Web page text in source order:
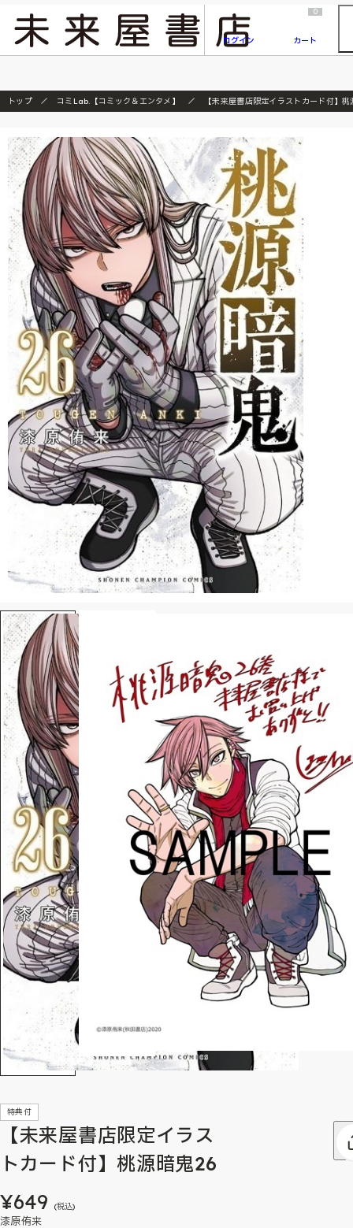
『ONE PIECE magazine 021 ONE PIECEカード付き同梱版』発売延期のご案内
ログイン
0
カート
トップ コミLab.【コミック＆エンタメ】 【未来屋書店限定イラストカード付】
特典付
【未来屋書店限定イラス
トカード付】桃源暗鬼26
¥649 (税込)
漆原侑来